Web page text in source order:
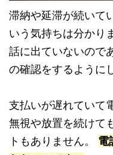
滞納や延滞が続いて
いう気持ちは分かり
話に出ていないので
の確認をするように
支払いが遅れていて
無視や放置を続けて
トもありません。 電